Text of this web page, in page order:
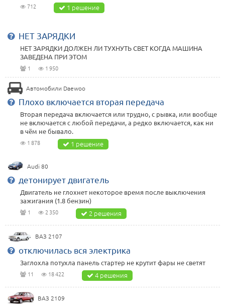
712 1 решение
НЕТ ЗАРЯДКИ
НЕТ ЗАРЯДКИ ДОЛЖЕН ЛИ ТУХНУТЬ СВЕТ КОГДА МАШИНА
ЗАВЕДЕНА ПРИ ЭТОМ
1 1 950
Автомобили Daewoo
Плохо включается вторая передача
Вторая передача включается или трудно, с рывка, или вообще
не включается с любой передачи, а редко включается, как ни
в чём не бывало.
1 878 1 решение
Audi 80
детонирует двигатель
Двигатель не глохнет некоторое время после выключения
зажигания (1.8 бензин)
1 2 350 2 решения
ВАЗ 2107
отключилась вся электрика
Заглохла потухла панель стартер не крутит фары не светят
11 18 422 4 решения
ВАЗ 2109